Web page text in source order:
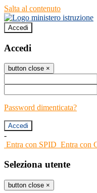
Salta al contenuto
Accedi
Accedi
button close ×
Password dimenticata?
-
Entra con SPID Entra con
Seleziona utente
button close ×